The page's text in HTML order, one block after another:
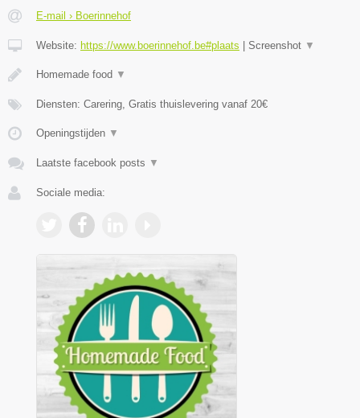
E-mail › Boerinnehof
Website: https://www.boerinnehof.be#plaats | Screenshot ▼
Homemade food ▼
Diensten: Carering, Gratis thuislevering vanaf 20€
Openingstijden ▼
Laatste facebook posts ▼
Sociale media: